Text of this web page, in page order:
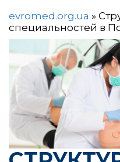
evromed.org.ua »
специальностей в